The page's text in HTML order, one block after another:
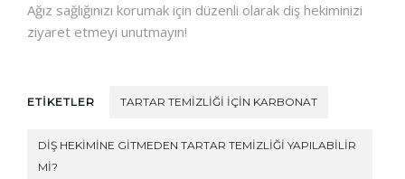
Ağız sağlığınızı korumak için düzenli olarak diş hekiminizi
ziyaret etmeyi unutmayın!
ETİKETLER TARTAR TEMIZLIĞI İÇIN KARBONAT
DIŞ HEKIMINE GITMEDEN TARTAR TEMIZLIĞI YAPILABILIR
MI?